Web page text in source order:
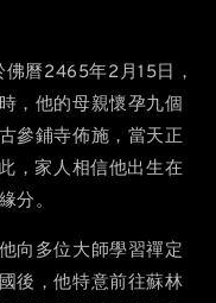
曆2465年2月15日，
，他的母親懷孕九個
參鋪寺佈施，當天正
，家人相信他出生在
分。
向多位大師學習禪定
後，他特意前往蘇林